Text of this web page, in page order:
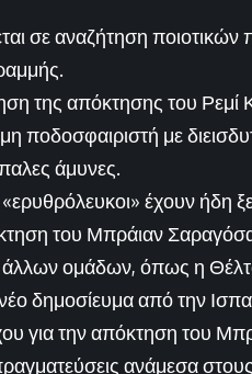
σε αναζήτηση ποιοτικών
της απόκτησης του
ποδοσφαιριστή με
άμυνες.
«ερυθρόλευκοι» έχουν ήδη
του Μπράιαν
άλλων ομάδων, όπως η
δημοσίευμα από την
για την απόκτηση του
ανάμεσα